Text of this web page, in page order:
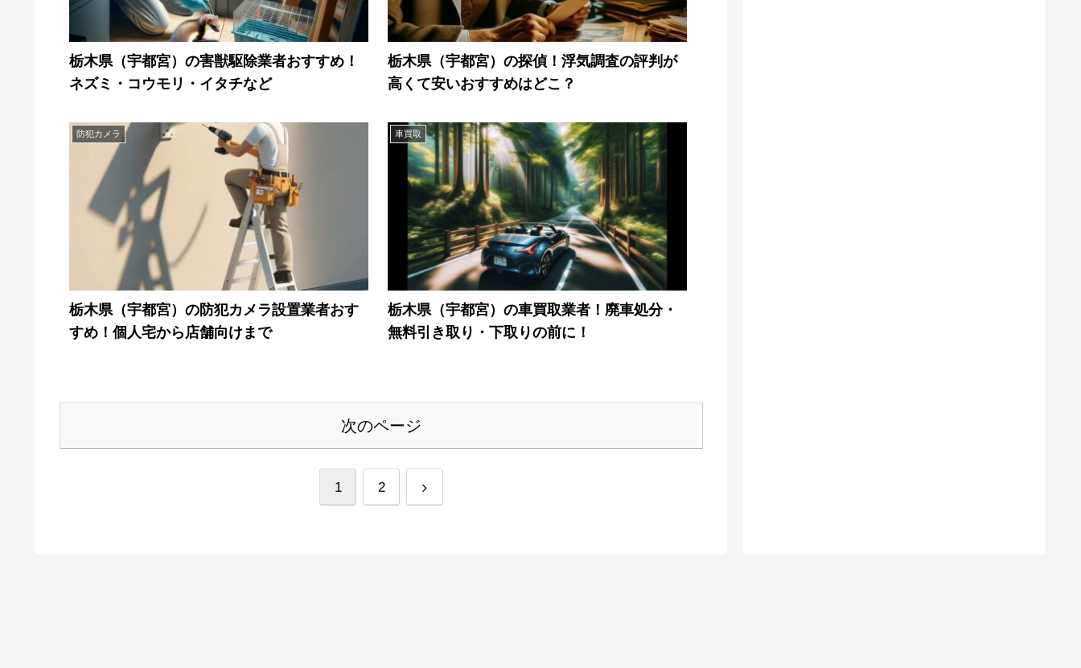
栃木県（宇都宮）の害獣駆除業者おすすめ！
ネズミ・コウモリ・イタチなど
栃木県（宇都宮）の探偵！浮気調査の評判が
高くて安いおすすめはどこ？
防犯カメラ
栃木県（宇都宮）の防犯カメラ設置業者おす
すめ！個人宅から店舗向けまで
車買取
栃木県（宇都宮）の車買取業者！廃車処分・
無料引き取り・下取りの前に！
次のページ
1 2 次